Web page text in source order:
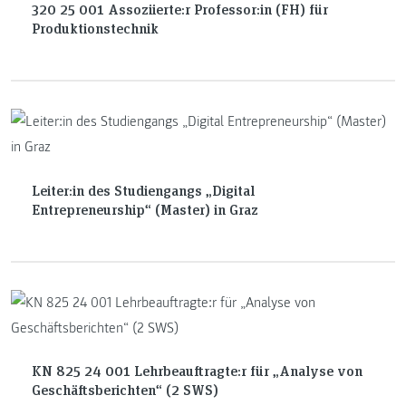
320 25 001 Assoziierte:r Professor:in (FH) für
Produktionstechnik
Leiter:in des Studiengangs „Digital
Entrepreneurship“ (Master) in Graz
KN 825 24 001 Lehrbeauftragte:r für „Analyse von
Geschäftsberichten“ (2 SWS)